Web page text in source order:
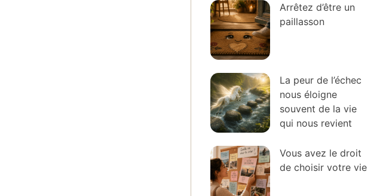
Arrêtez d’être un
paillasson
La peur de l’échec
nous éloigne
souvent de la vie
qui nous revient
Vous avez le droit
de choisir votre vie